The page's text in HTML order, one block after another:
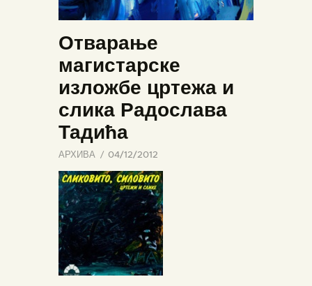
КОНТАКТ
Отварање
магистарске
изложбе цртежа и
слика Радослава
Тадића
АРХИВА 04/12/2012